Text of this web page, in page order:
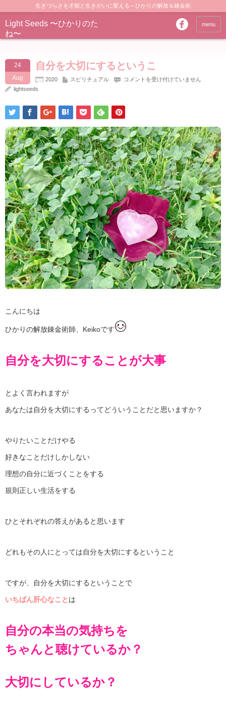
生きづらさを才能と生きがいに変える～ひかりの解放＆錬金術
Light Seeds 〜ひかりのた
ね〜
menu
24
Aug
自分を大切にするというこ
2020 スピリチュアル
自
に
と
い
う
こ
は
コメントを受け付けていません
lightseeds
こんにちは
ひかりの解放錬金術師、Keikoです
自分を大切にすることが大事
とよく言われますが
あなたは自分を大切にするってどういうことだと思いますか？
やりたいことだけやる
好きなことだけしかしない
理想の自分に近づくことをする
規則正しい生活をする
ひとそれぞれの答えがあると思います
どれもその人にとっては自分を大切にするということ
ですが、自分を大切にするということで
いちばん肝心なことは
自分の本当の気持ちを
ちゃんと聴けているか？
大切にしているか？